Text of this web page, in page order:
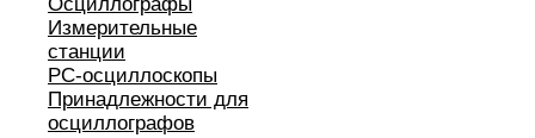
Измерительные
станции
РС-осциллоскопы
Принадлежности для
осциллографов